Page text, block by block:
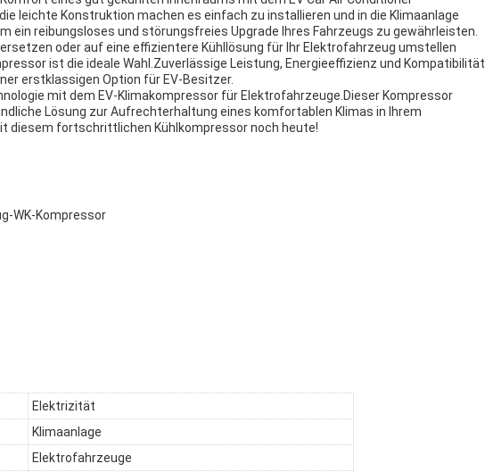
leichte Konstruktion machen es einfach zu installieren und in die Klimaanlage
ein reibungsloses und störungsfreies Upgrade Ihres Fahrzeugs zu gewährleisten.
oder auf eine effizientere Kühllösung für Ihr Elektrofahrzeug umstellen
ist die ideale Wahl.Zuverlässige Leistung, Energieeffizienz und Kompatibilität
erstklassigen Option für EV-Besitzer.
mit dem EV-Klimakompressor für Elektrofahrzeuge.Dieser Kompressor
Lösung zur Aufrechterhaltung eines komfortablen Klimas in Ihrem
diesem fortschrittlichen Kühlkompressor noch heute!
WK-Kompressor
Elektrizität
Klimaanlage
Elektrofahrzeuge